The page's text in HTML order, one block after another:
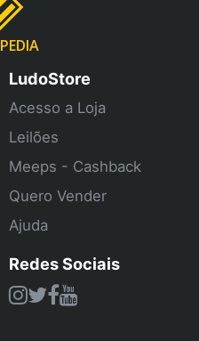
PEDIA
LudoStore
Acesso a Loja
Leilões
Meeps - Cashback
Quero Vender
Ajuda
Redes Sociais